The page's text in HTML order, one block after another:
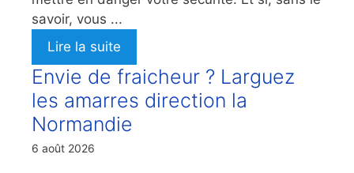
savoir, vous ...
Lire la suite
Envie de fraicheur ? Larguez
les amarres direction la
Normandie
6 août 2026